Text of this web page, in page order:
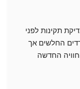
תקינות לפני
החלשים אך
החדשה